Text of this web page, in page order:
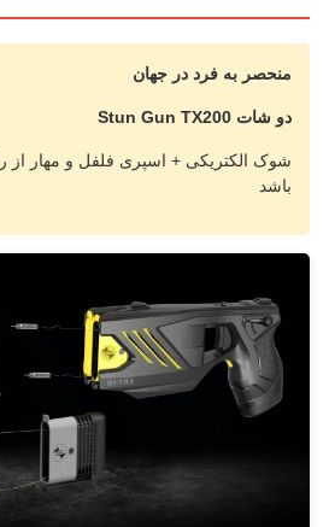
منحصر به فرد در جهان
دو شات Stun Gun TX200
شوک الکتریکی + اسپری فلفل و مهار از
باشد